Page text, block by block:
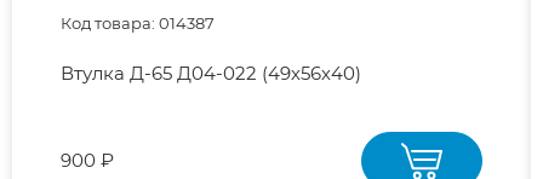
Код товара: 014387
Втулка Д-65 Д04-022 (49х56х40)
900 ₽